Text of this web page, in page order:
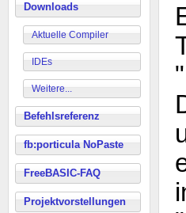
Downloads
Aktuelle Compiler
IDEs
Weitere...
Befehlsreferenz
fb:porticula NoPaste
FreeBASIC-FAQ
Projektvorstellungen